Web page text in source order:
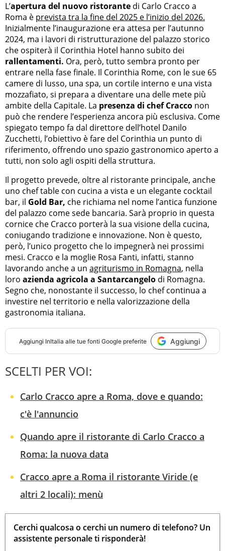
L’apertura del nuovo ristorante di Carlo Cracco a
Roma è prevista tra la fine del 2025 e l’inizio del 2026.
Inizialmente l’inaugurazione era attesa per l’autunno
2024, ma i lavori di ristrutturazione del palazzo storico
che ospiterà il Corinthia Hotel hanno subito dei
rallentamenti. Ora, però, tutto sembra pronto per
entrare nella fase finale. Il Corinthia Rome, con le sue 65
camere di lusso, una spa, un cortile interno e una vista
mozzafiato, si prepara a diventare una delle mete più
ambite della Capitale. La presenza di chef Cracco non
può che rendere l’esperienza ancora più esclusiva. Come
spiegato tempo fa dal direttore dell’hotel Danilo
Zucchetti, l’obiettivo è fare del Corinthia un punto di
riferimento, offrendo uno spazio gastronomico aperto a
tutti, non solo agli ospiti della struttura.
Il progetto prevede, oltre al ristorante principale, anche
uno chef table con cucina a vista e un elegante cocktail
bar, il Gold Bar, che richiama nel nome l’antica funzione
del palazzo come sede bancaria. Sarà proprio in questa
cornice che Cracco porterà la sua visione della cucina,
coniugando tradizione e innovazione. Non è questo,
però, l’unico progetto che lo impegnerà nei prossimi
mesi. Cracco e la moglie Rosa Fanti, infatti, stanno
lavorando anche a un agriturismo in Romagna, nella
loro azienda agricola a Santarcangelo di Romagna.
Segno che, nonostante il successo, lo chef continua a
investire nel territorio e nella valorizzazione della
gastronomia italiana.
Aggiungi InItalia alle tue fonti Google preferite Aggiungi
SCELTI PER VOI:
Carlo Cracco apre a Roma, dove e quando:
c'è l'annuncio
Quando apre il ristorante di Carlo Cracco a
Roma: la nuova data
Cracco apre a Roma il ristorante Viride (e
altri 2 locali): menù
Cerchi qualcosa o cerchi un numero di telefono? Un
assistente personale ti risponderà!